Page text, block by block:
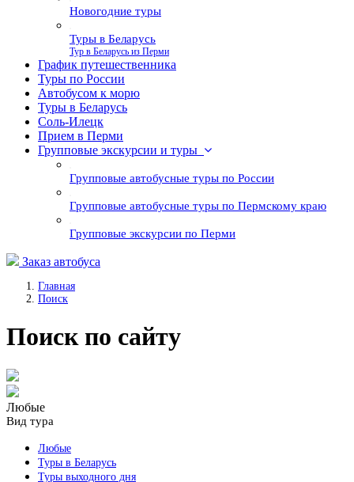
Новогодние туры
Туры в Беларусь
Тур в Беларусь из Перми
График путешественника
Туры по России
Автобусом к морю
Туры в Беларусь
Соль-Илецк
Прием в Перми
Групповые экскурсии и туры
Групповые автобусные туры по России
Групповые автобусные туры по Пермскому краю
Групповые экскурсии по Перми
Заказ автобуса
Главная
Поиск
Поиск по сайту
Любые
Вид тура
Любые
Туры в Беларусь
Туры выходного дня